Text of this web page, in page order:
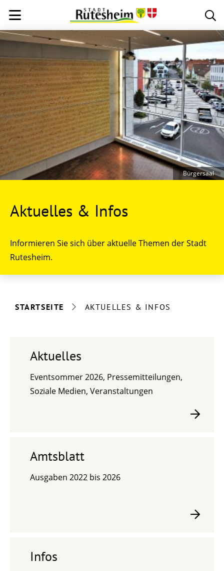
Aktuelles & Infos
Informieren Sie sich über aktuelle Themen der Stadt
Rutesheim.
Bürgersaal
STARTSEITE AKTUELLES & INFOS
Aktuelles
Eventsommer 2026, Pressemitteilungen,
Soziale Medien, Veranstaltungen
Amtsblatt
Ausgaben 2022 bis 2026
Infos